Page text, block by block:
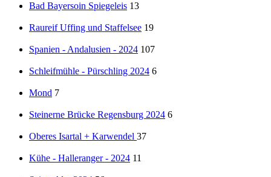
Bad Bayersoin Spiegeleis 13
Raureif Uffing und Staffelsee 19
Spanien - Andalusien - 2024 107
Schleifmühle - Pürschling 2024 6
Mond 7
Steinerne Brücke Regensburg 2024 6
Oberes Isartal + Karwendel 37
Kühe - Halleranger - 2024 11